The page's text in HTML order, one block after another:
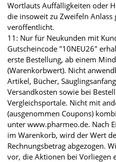
Wortlauts Auffälligkeiten oder
die insoweit zu Zweifeln Anlass
veröffentlicht.
11: Nur für Neukunden mit
Gutscheincode "10NEU26"
erste Bestellung, ab einem
(Warenkorbwert). Nicht
Artikel, Bücher,
Versandkosten sowie bei
Vergleichsportale. Nicht mit
(ausgenommen Coupons)
unter www.pharmeo.de. Nach
im Warenkorb, wird der Wert
Rechnungsbetrag abgezogen.
vor, die Aktionen bei Vorliegen